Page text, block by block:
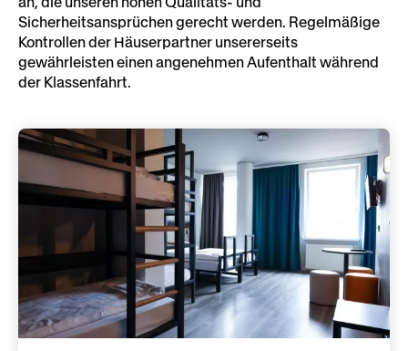
K21 Ständehaus
Aquazoo-Löbbecke Museum
Kunstsammlung Nordrhein-Westfalen
DASA Arbeitswelt Ausstellung Dortmund
Kokerei Hansa in Dortmund
Sicherheitsansprüchen gerecht werden. Regelmäßige
Kontrollen der Häuserpartner unsererseits
gewährleisten einen angenehmen Aufenthalt während
der Klassenfahrt.